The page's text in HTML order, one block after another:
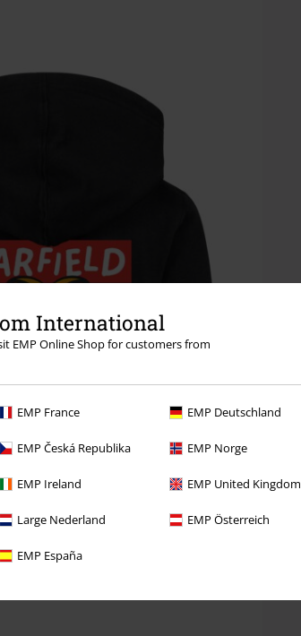
International
EMP Online Shop for customers from
EMP France EMP Deutschland
EMP Česká Republika EMP Norge
EMP Ireland EMP United Kingdom
Large Nederland EMP Österreich
EMP España